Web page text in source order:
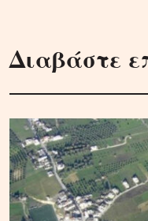
Διαβάστε